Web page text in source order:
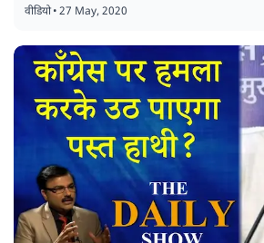
वीडियो•27 May, 2020